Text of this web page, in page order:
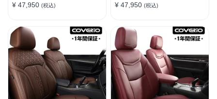
¥ 47,950 (税込) ¥ 47,950 (税込)